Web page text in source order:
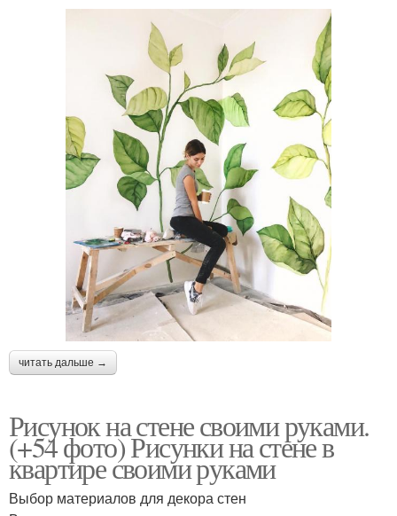
читать дальше →
Рисунок на стене своими руками.
(+54 фото) Рисунки на стене в
квартире своими руками
Выбор материалов для декора стен